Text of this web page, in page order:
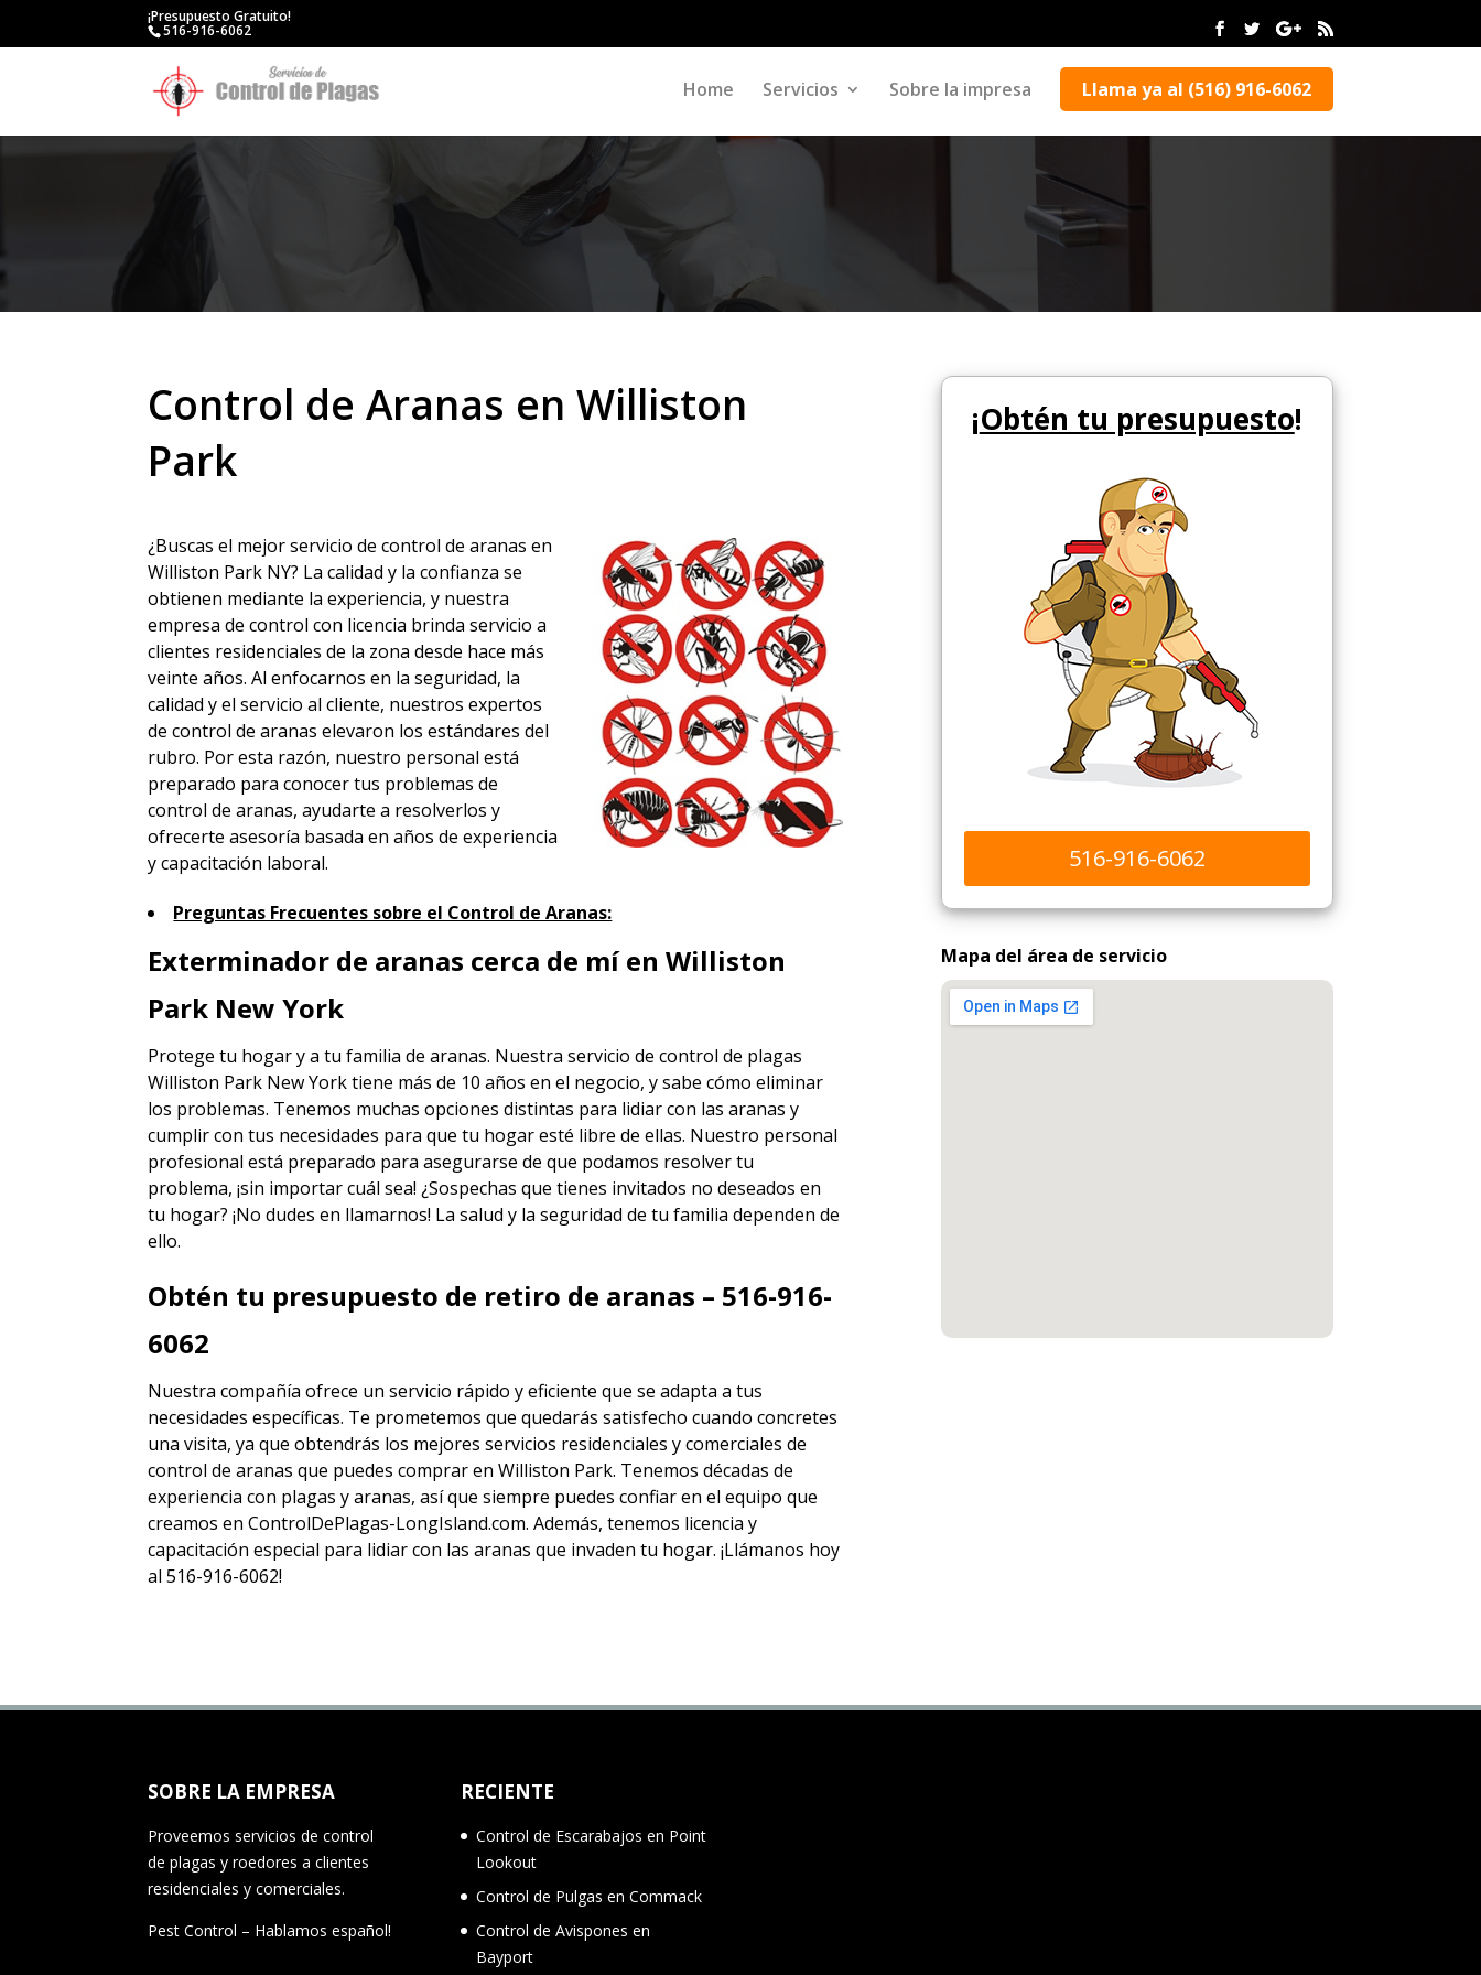
¡Presupuesto Gratuito!
516-916-6062
Home Servicios Sobre la impresa Llama ya al (516) 916-6062
Control de Aranas en Williston
Park
¿Buscas el mejor servicio de control de aranas en
Williston Park NY? La calidad y la confianza se
obtienen mediante la experiencia, y nuestra
empresa de control con licencia brinda servicio a
clientes residenciales de la zona desde hace más
veinte años. Al enfocarnos en la seguridad, la
calidad y el servicio al cliente, nuestros expertos
de control de aranas elevaron los estándares del
rubro. Por esta razón, nuestro personal está
preparado para conocer tus problemas de
control de aranas, ayudarte a resolverlos y
ofrecerte asesoría basada en años de experiencia
y capacitación laboral.
Preguntas Frecuentes sobre el Control de Aranas:
Exterminador de aranas cerca de mí en Williston
Park New York
Protege tu hogar y a tu familia de aranas. Nuestraservicio de control de plagas
Williston Park New Yorktiene más de 10 años en el negocio, y sabe cómo eliminar
los problemas. Tenemos muchas opciones distintas para lidiar con las aranas y
cumplir con tus necesidades para que tu hogar esté libre de ellas. Nuestro personal
profesional está preparado para asegurarse de que podamos resolver tu
problema, ¡sin importar cuál sea! ¿Sospechas que tienes invitados no deseados en
tu hogar? ¡No dudes en llamarnos! La salud y la seguridad de tu familia dependen de
ello.
Obtén tu presupuesto de retiro de aranas – 516-916-
6062
Nuestra compañía ofrece un servicio rápido y eficiente que se adapta a tus
necesidades específicas. Te prometemos que quedarás satisfecho cuando concretes
una visita, ya que obtendrás los mejoresservicios residenciales y comerciales de
control de aranas que puedes comprar en Williston Park. Tenemos décadas de
experiencia con plagas y aranas, así que siempre puedesconfiar en el equipo que
creamos en ControlDePlagas-LongIsland.com. Además, tenemos licencia y
capacitación especial para lidiar con las aranas que invaden tu hogar. ¡Llámanos hoy
al 516-916-6062!
¡Obtén tu presupuesto!
516-916-6062
Mapa del área de servicio
SOBRE LA EMPRESA
Proveemos servicios de control
de plagas y roedores a clientes
residenciales y comerciales.
Pest Control – Hablamos español!
RECIENTE
Control de Escarabajos en Point
Lookout
Control de Pulgas en Commack
Control de Avispones en
Bayport